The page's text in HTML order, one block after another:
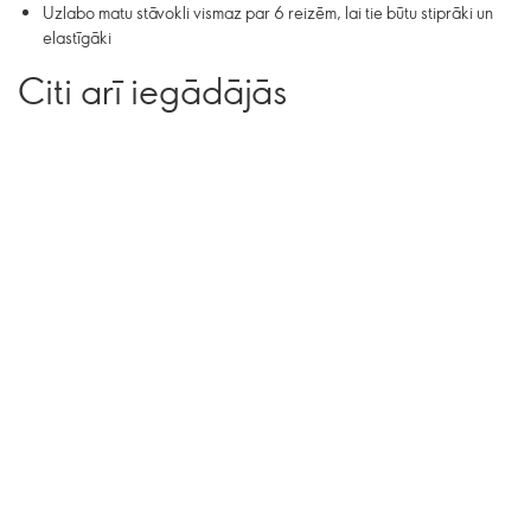
Uzlabo matu stāvokli vismaz par 6 reizēm, lai tie būtu stiprāki un
elastīgāki
Citi arī iegādājās